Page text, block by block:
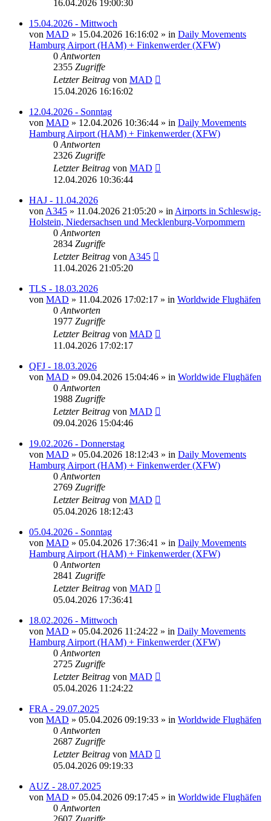
16.04.2026 19:00:30
15.04.2026 - Mittwoch
von MAD » 15.04.2026 16:16:02 » in Daily Movements
Hamburg Airport (HAM) + Finkenwerder (XFW)
0 Antworten
2355 Zugriffe
Letzter Beitrag von MAD
15.04.2026 16:16:02
12.04.2026 - Sonntag
von MAD » 12.04.2026 10:36:44 » in Daily Movements
Hamburg Airport (HAM) + Finkenwerder (XFW)
0 Antworten
2326 Zugriffe
Letzter Beitrag von MAD
12.04.2026 10:36:44
HAJ - 11.04.2026
von A345 » 11.04.2026 21:05:20 » in Airports in Schleswig-
Holstein, Niedersachsen und Mecklenburg-Vorpommern
0 Antworten
2834 Zugriffe
Letzter Beitrag von A345
11.04.2026 21:05:20
TLS - 18.03.2026
von MAD » 11.04.2026 17:02:17 » in Worldwide Flughäfen
0 Antworten
1977 Zugriffe
Letzter Beitrag von MAD
11.04.2026 17:02:17
QFJ - 18.03.2026
von MAD » 09.04.2026 15:04:46 » in Worldwide Flughäfen
0 Antworten
1988 Zugriffe
Letzter Beitrag von MAD
09.04.2026 15:04:46
19.02.2026 - Donnerstag
von MAD » 05.04.2026 18:12:43 » in Daily Movements
Hamburg Airport (HAM) + Finkenwerder (XFW)
0 Antworten
2769 Zugriffe
Letzter Beitrag von MAD
05.04.2026 18:12:43
05.04.2026 - Sonntag
von MAD » 05.04.2026 17:36:41 » in Daily Movements
Hamburg Airport (HAM) + Finkenwerder (XFW)
0 Antworten
2841 Zugriffe
Letzter Beitrag von MAD
05.04.2026 17:36:41
18.02.2026 - Mittwoch
von MAD » 05.04.2026 11:24:22 » in Daily Movements
Hamburg Airport (HAM) + Finkenwerder (XFW)
0 Antworten
2725 Zugriffe
Letzter Beitrag von MAD
05.04.2026 11:24:22
FRA - 29.07.2025
von MAD » 05.04.2026 09:19:33 » in Worldwide Flughäfen
0 Antworten
2687 Zugriffe
Letzter Beitrag von MAD
05.04.2026 09:19:33
AUZ - 28.07.2025
von MAD » 05.04.2026 09:17:45 » in Worldwide Flughäfen
0 Antworten
2607 Zugriffe